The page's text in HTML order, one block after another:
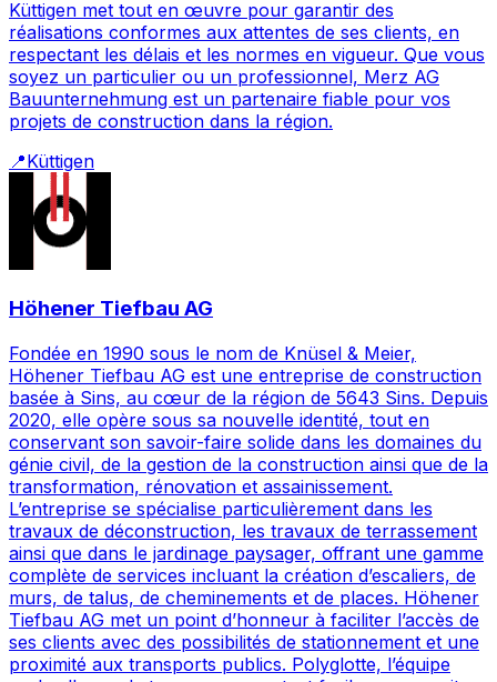
Küttigen met tout en œuvre pour garantir des
réalisations conformes aux attentes de ses clients, en
respectant les délais et les normes en vigueur. Que vous
soyez un particulier ou un professionnel, Merz AG
Bauunternehmung est un partenaire fiable pour vos
projets de construction dans la région.
📍Küttigen
Höhener Tiefbau AG
Fondée en 1990 sous le nom de Knüsel & Meier,
Höhener Tiefbau AG est une entreprise de construction
basée à Sins, au cœur de la région de 5643 Sins. Depuis
2020, elle opère sous sa nouvelle identité, tout en
conservant son savoir-faire solide dans les domaines du
génie civil, de la gestion de la construction ainsi que de la
transformation, rénovation et assainissement.
L’entreprise se spécialise particulièrement dans les
travaux de déconstruction, les travaux de terrassement
ainsi que dans le jardinage paysager, offrant une gamme
complète de services incluant la création d’escaliers, de
murs, de talus, de cheminements et de places. Höhener
Tiefbau AG met un point d’honneur à faciliter l’accès de
ses clients avec des possibilités de stationnement et une
proximité aux transports publics. Polyglotte, l’équipe